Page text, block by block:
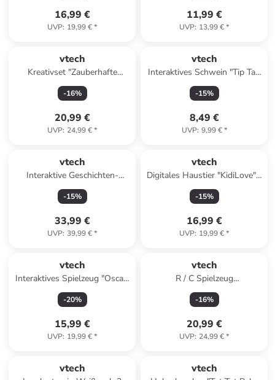
16,99 €
UVP: 19,99 €*
11,99 €
UVP: 13,99 €*
vtech
Kreativset "Zauberhafte
Katzen-Handtasche" - ab 5
Jahren
-16%
20,99 €
UVP: 24,99 €*
vtech
Interaktives Schwein "Tip Tap
Baby Tiere" - ab 12 Monaten
-15%
8,49 €
UVP: 9,99 €*
vtech
Interaktive Geschichten-
Freundin Gabby - ab 3 Jahren
-15%
33,99 €
UVP: 39,99 €*
vtech
Digitales Haustier "KidiLove" -
ab 5 Jahren
(Überraschungsprodukt)
-15%
16,99 €
UVP: 19,99 €*
vtech
Interaktives Spielzeug "Oscar"
- ab 4 Jahren
-20%
15,99 €
UVP: 19,99 €*
vtech
R / C Spielzeug
"Rettungshund Chase" - ab 3
Jahren
-16%
20,99 €
UVP: 24,99 €*
vtech vtech